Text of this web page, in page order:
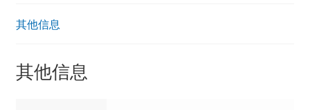
其他信息
其他信息